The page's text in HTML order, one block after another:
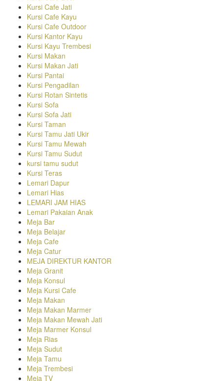
Kursi Cafe Jati
Kursi Cafe Kayu
Kursi Cafe Outdoor
Kursi Kantor Kayu
Kursi Kayu Trembesi
Kursi Makan
Kursi Makan Jati
Kursi Pantai
Kursi Pengadilan
Kursi Rotan Sintetis
Kursi Sofa
Kursi Sofa Jati
Kursi Taman
Kursi Tamu Jati Ukir
Kursi Tamu Mewah
Kursi Tamu Sudut
kursi tamu sudut
Kursi Teras
Lemari Dapur
Lemari Hias
LEMARI JAM HIAS
Lemari Pakaian Anak
Meja Bar
Meja Belajar
Meja Cafe
Meja Catur
MEJA DIREKTUR KANTOR
Meja Granit
Meja Konsul
Meja Kursi Cafe
Meja Makan
Meja Makan Marmer
Meja Makan Mewah Jati
Meja Marmer Konsul
Meja Rias
Meja Sudut
Meja Tamu
Meja Trembesi
Meja TV